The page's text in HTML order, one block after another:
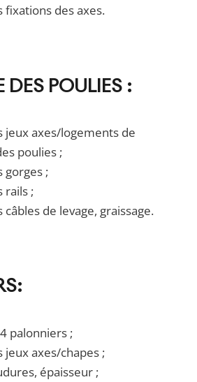
fixations des axes.
DES POULIES :
jeux axes/logements de
poulies ;
gorges ;
rails ;
de levage, graissage.
palonniers ;
jeux axes/chapes ;
épaisseur ;